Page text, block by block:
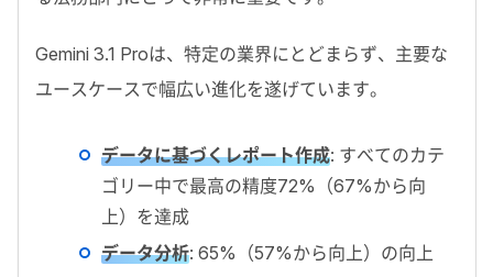
Gemini 3.1 Proは、特定の業界にとどまらず、主要な
ユースケースで幅広い進化を遂げています。
データに基づくレポート作成: すべてのカテ
ゴリー中で最高の精度72% （67%から向
上）を達成
データ分析: 65% （57%から向上）の向上